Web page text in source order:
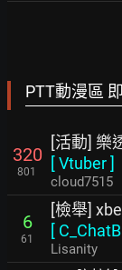
PTT動漫區
320
801
[活動] 樂
[Vtuber]
cloud7515
6
61
[檢舉]
[
Lisanity